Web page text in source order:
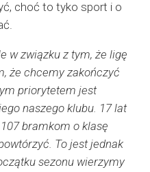
choć to tyko sport i o
w związku z tym, że ligę
że chcemy zakończyć
priorytetem jest
naszego klubu. 17 lat
bramkom o klasę
To jest jednak
sezonu wierzymy